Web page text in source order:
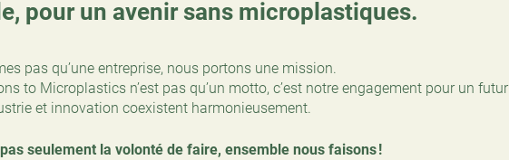
pour un avenir sans microplastiques.
pas qu’une entreprise, nous portons une mission.
to Microplastics n’est pas qu’un motto, c’est notre engagement pour un futur
et innovation coexistent harmonieusement.
pas seulement la volonté de faire, ensemble nous faisons !